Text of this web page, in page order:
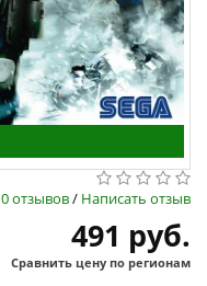
0 отзывов/ Написать отзыв
491 руб.
Сравнить цену по регионам